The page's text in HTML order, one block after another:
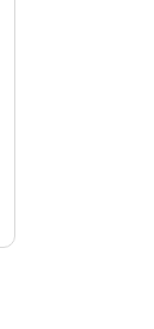
dans un nouvel